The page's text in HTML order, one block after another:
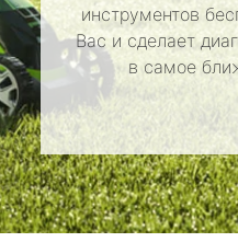
инструментов
Вас и сделает
в самое